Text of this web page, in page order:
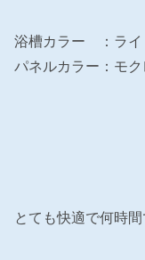
浴槽カラー ：ライ
パネルカラー：モク
とても快適で何時